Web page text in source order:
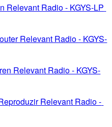
Relevant Radio - KGYS-LP
Relevant Radio - KGYS-
Relevant Radio - KGYS-
Relevant Radio -